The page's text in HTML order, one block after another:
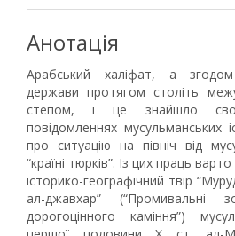
Анотація
Арабський халіфат, а згодом
держави протягом століть
степом, і це знайшло
повідомленнях мусульманських
про ситуацію на північ від
“країні тюрків”. Із цих праць
історико-географічний твір
ал-джавхар” (“Промивальні
дорогоцінного каміння”)